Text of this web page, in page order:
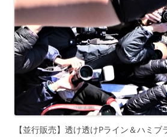
【並行販売】透け透けPライン＆ハミ